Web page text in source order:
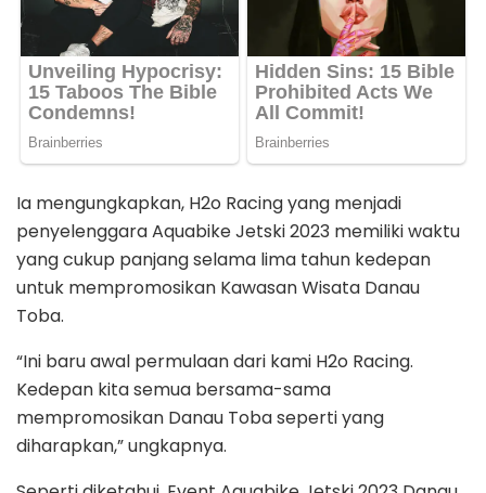
Ia mengungkapkan, H2o Racing yang menjadi
penyelenggara Aquabike Jetski 2023 memiliki waktu
yang cukup panjang selama lima tahun kedepan
untuk mempromosikan Kawasan Wisata Danau
Toba.
“Ini baru awal permulaan dari kami H2o Racing.
Kedepan kita semua bersama-sama
mempromosikan Danau Toba seperti yang
diharapkan,” ungkapnya.